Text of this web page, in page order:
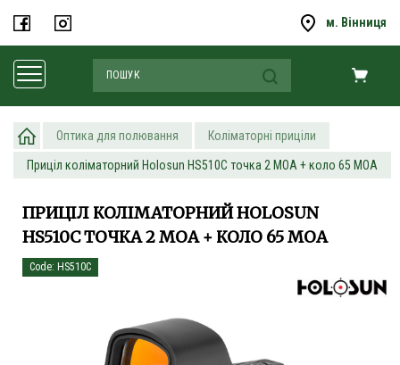
м. Вінниця
Оптика для полювання Коліматорні приціли
Приціл коліматорний Holosun HS510С точка 2 MOA + коло 65 МОА
ПРИЦІЛ КОЛІМАТОРНИЙ HOLOSUN
HS510С ТОЧКА 2 MOA + КОЛО 65 МОА
Code: HS510C